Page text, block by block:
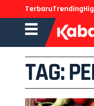
TerbaruTrending
TAG: